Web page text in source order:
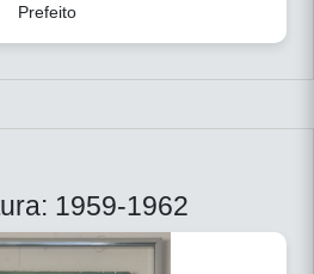
Prefeito
1959-1962